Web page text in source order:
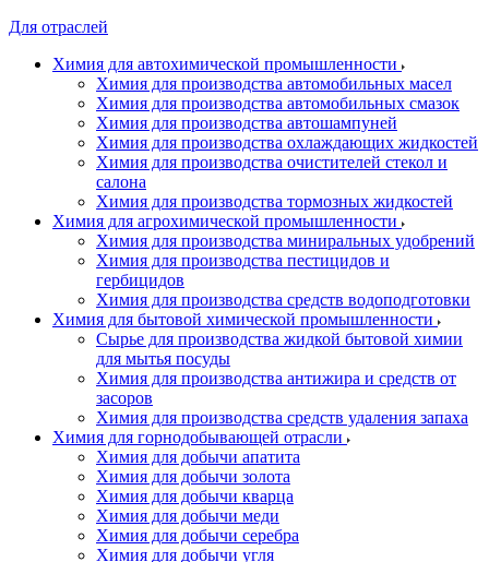
Для отраслей
Химия для автохимической промышленности
Химия для производства автомобильных масел
Химия для производства автомобильных смазок
Химия для производства автошампуней
Химия для производства охлаждающих жидкостей
Химия для производства очистителей стекол и
салона
Химия для производства тормозных жидкостей
Химия для агрохимической промышленности
Химия для производства миниральных удобрений
Химия для производства пестицидов и
гербицидов
Химия для производства средств водоподготовки
Химия для бытовой химической промышленности
Сырье для производства жидкой бытовой химии
для мытья посуды
Химия для производства антижира и средств от
засоров
Химия для производства средств удаления запаха
Химия для горнодобывающей отрасли
Химия для добычи апатита
Химия для добычи золота
Химия для добычи кварца
Химия для добычи меди
Химия для добычи серебра
Химия для добычи угля